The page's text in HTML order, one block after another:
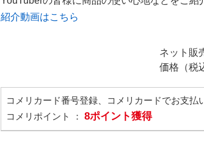
紹介動画はこちら
ネット販
価格（税
コメリカード番号登録、コメリカードでお支払
コメリポイント ： 8ポイント獲得